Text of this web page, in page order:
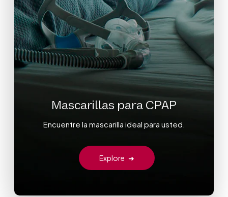
Mascarillas para CPAP
Encuentre la mascarilla ideal para usted.
Explore ➜